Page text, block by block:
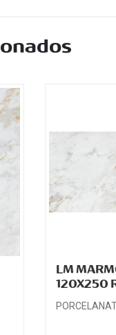
LM
120X250